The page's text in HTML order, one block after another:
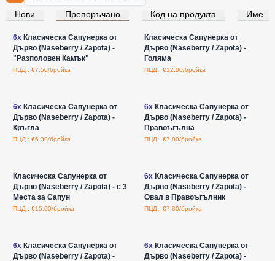
Нови Препоръчано Код на продукта Име
Влезте за цени на едро
6xКласическа Сапунерка от
Дърво (Naseberry / Zapota) -
"Разполовен Камък"
ПЦД : €7.50/бройка
Влезте за цени на едро
Класическа Сапунерка от
Дърво (Naseberry / Zapota) -
Голяма
ПЦД : €12.00/бройка
6xКласическа Сапунерка от
Дърво (Naseberry / Zapota) -
Кръгла
ПЦД : €6.30/бройка
6xКласическа Сапунерка от
Дърво (Naseberry / Zapota) -
Правоъгълна
ПЦД : €7.80/бройка
Класическа Сапунерка от
Дърво (Naseberry / Zapota) - с 3
Места за Сапун
ПЦД : €15.00/бройка
6xКласическа Сапунерка от
Дърво (Naseberry / Zapota) -
Овал в Правоъгълник
ПЦД : €7.80/бройка
6xКласическа Сапунерка от
Дърво (Naseberry / Zapota) -
6xКласическа Сапунерка от
Дърво (Naseberry / Zapota) -